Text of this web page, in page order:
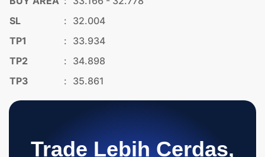
SL
: 32.004
TP1
: 33.934
TP2
: 34.898
TP3
: 35.861
Trade Lebih Cerdas,